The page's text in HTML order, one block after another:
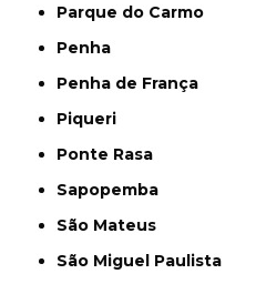
Parque do Carmo
Penha
Penha de França
Piqueri
Ponte Rasa
Sapopemba
São Mateus
São Miguel Paulista